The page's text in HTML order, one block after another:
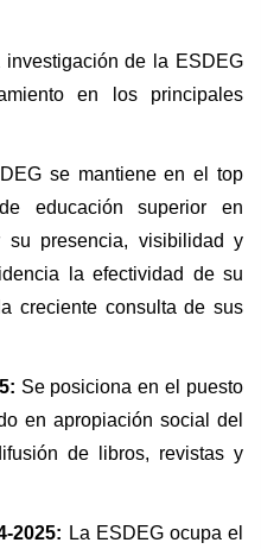
de la ESDEG
en los principales
se mantiene en el top
educación superior en
su presencia, visibilidad y
la efectividad de su
creciente consulta de sus
Se posiciona en el puesto
en apropiación social del
de libros, revistas y
2025: La ESDEG ocupa el